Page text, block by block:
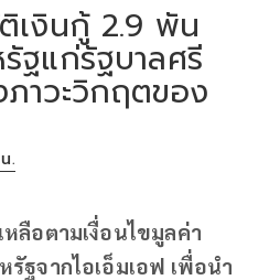
เงินกู้ 2.9 พัน
ฐแก่รัฐบาลศรี
าวะวิกฤตของ
.
หลือตามเงื่อนไขมูลค่า
ฐจากไอเอ็มเอฟ เพื่อนำ